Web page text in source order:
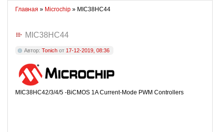
Главная » Microchip » MIC38HC44
MIC38HC44
Автор: Tonich от 17-12-2019, 08:36
MIC38HC42/3/4/5 -BiCMOS 1A Current-Mode PWM Controllers